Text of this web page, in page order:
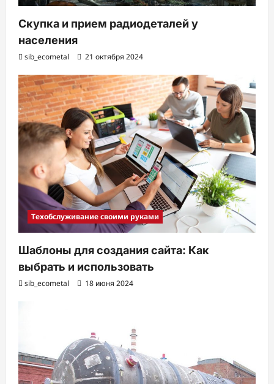
Скупка и прием радиодеталей у
населения
sib_ecometal 21 октября 2024
Техобслуживание своими руками
Шаблоны для создания сайта: Как
выбрать и использовать
sib_ecometal 18 июня 2024